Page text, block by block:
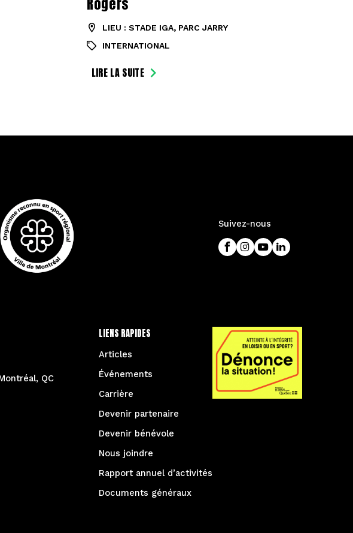
LIEU : STADE IGA, PARC JARRY
INTERNATIONAL
LIRE LA SUITE
Suivez-nous
QC
LIENS RAPIDES
Articles
Événements
Carrière
Devenir partenaire
Devenir bénévole
Nous joindre
Rapport annuel d’activités
Documents généraux